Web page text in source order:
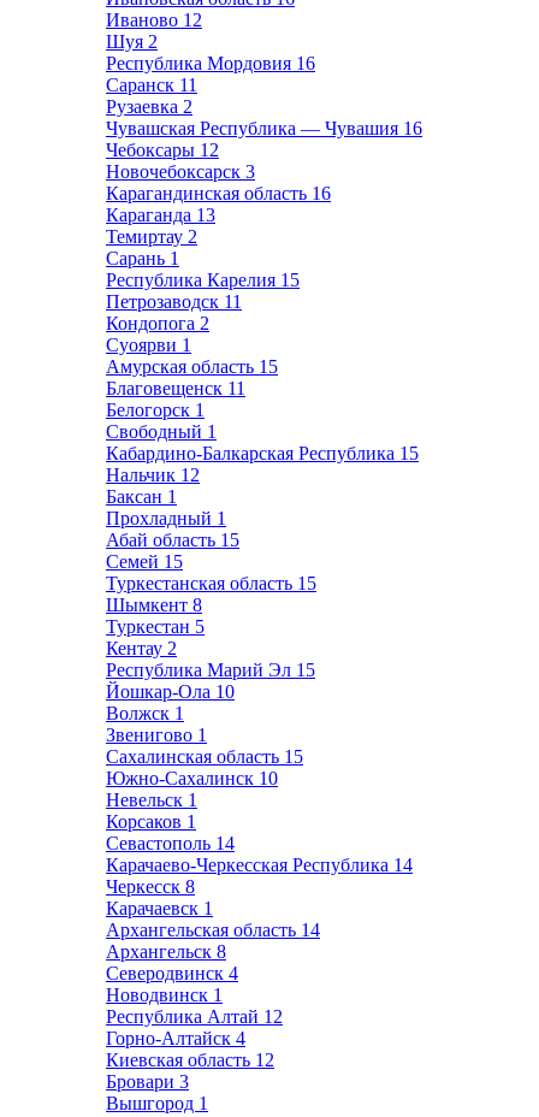
Иваново 12
Шуя 2
Республика Мордовия 16
Саранск 11
Рузаевка 2
Чувашская Республика — Чувашия 16
Чебоксары 12
Новочебоксарск 3
Карагандинская область 16
Караганда 13
Темиртау 2
Сарань 1
Республика Карелия 15
Петрозаводск 11
Кондопога 2
Суоярви 1
Амурская область 15
Благовещенск 11
Белогорск 1
Свободный 1
Кабардино-Балкарская Республика 15
Нальчик 12
Баксан 1
Прохладный 1
Абай область 15
Семей 15
Туркестанская область 15
Шымкент 8
Туркестан 5
Кентау 2
Республика Марий Эл 15
Йошкар-Ола 10
Волжск 1
Звенигово 1
Сахалинская область 15
Южно-Сахалинск 10
Невельск 1
Корсаков 1
Севастополь 14
Карачаево-Черкесская Республика 14
Черкесск 8
Карачаевск 1
Архангельская область 14
Архангельск 8
Северодвинск 4
Новодвинск 1
Республика Алтай 12
Горно-Алтайск 4
Киевская область 12
Бровари 3
Вышгород 1